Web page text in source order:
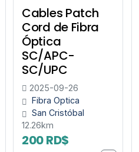
Cables Patch
Cord de Fibra
Óptica
SC/APC-
SC/UPC
2025-09-26
Fibra Optica
San Cristóbal
12.26km
200 RD$